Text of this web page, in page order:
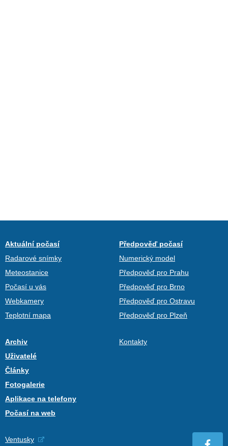
Aktuální počasí
Radarové snímky
Meteostanice
Počasí u vás
Webkamery
Teplotní mapa
Předpověď počasí
Numerický model
Předpověď pro Prahu
Předpověď pro Brno
Předpověď pro Ostravu
Předpověď pro Plzeň
Archiv
Uživatelé
Články
Fotogalerie
Aplikace na telefony
Počasí na web
Kontakty
Ventusky